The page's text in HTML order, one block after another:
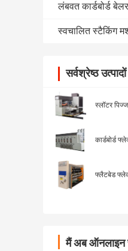
लंबवत कार्डबोर्ड बेलर
स्वचालित स्टैकिंग
सर्वश्रेष्ठ उत्पादों
स्लॉटर
कार्डबोर्ड
फ्लैटबेड
मैं अब ऑनलाइन